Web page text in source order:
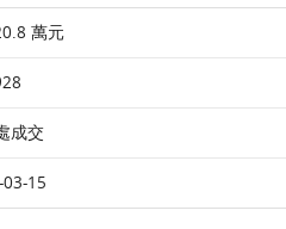
萬元
成交
15